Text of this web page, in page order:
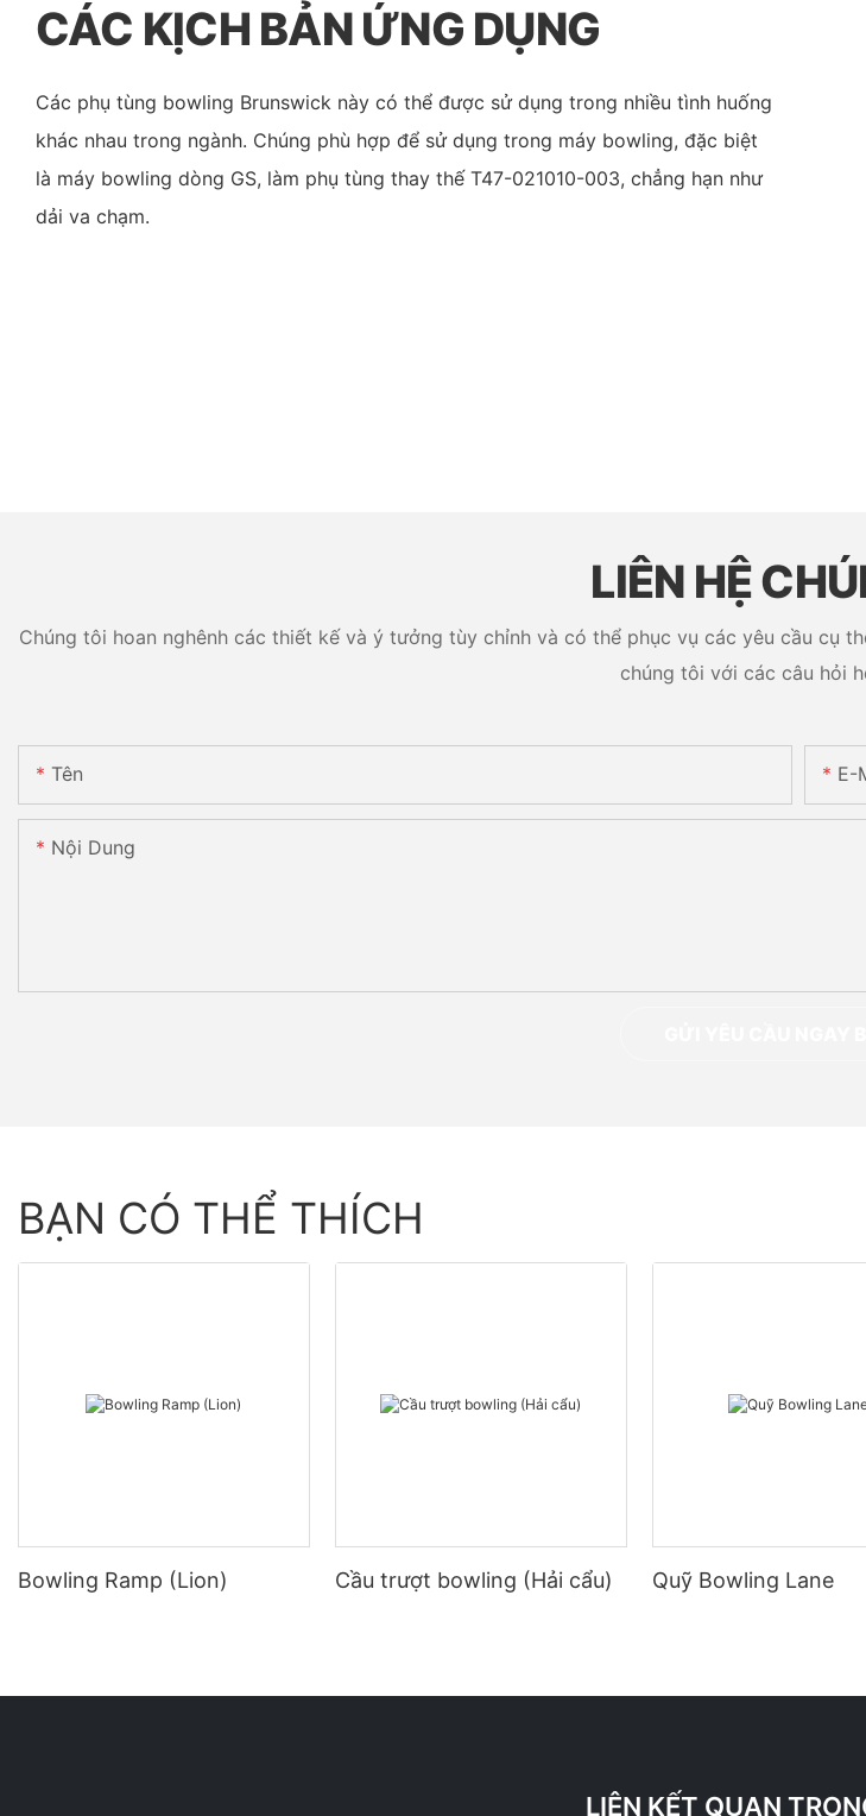
CÁC KỊCH BẢN ỨNG DỤNG
Các phụ tùng bowling Brunswick này có thể được sử dụng trong nhiều tình huống
khác nhau trong ngành. Chúng phù hợp để sử dụng trong máy bowling, đặc biệt
là máy bowling dòng GS, làm phụ tùng thay thế T47-021010-003, chẳng hạn như
dải va chạm.
LIÊN HỆ
Chúng tôi hoan nghênh các thiết kế và ý tưởng tùy chỉnh và có thể phục vụ các yêu cầu
chúng tôi với các câu hỏi
Tên E-
Nội Dung
BẠN CÓ THỂ THÍCH
Bowling Ramp (Lion) Cầu trượt bowling (Hải cẩu) Quỹ Bowling Lane
LIÊN KẾT QUAN